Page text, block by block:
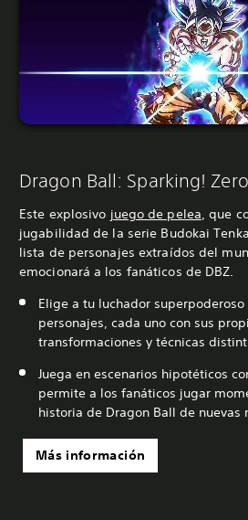
Dragon Ball: Sparking! Zero
Este explosivo juego de pelea , que
jugabilidad de la serie Budokai
lista de personajes extraídos del
emocionará a los fanáticos de DBZ.
Elige a tu luchador
personajes, cada uno con sus
transformaciones y técnicas
Juega en escenarios hipotéticos
permite a los fanáticos jugar
historia de Dragon Ball de nuevas
Más información